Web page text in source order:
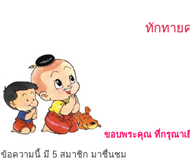
ทักทาย
ขอบพระคุณ ที่กรุณาเ
ข้อความนี้ มี 5 สมาชิก มาชื่นชม